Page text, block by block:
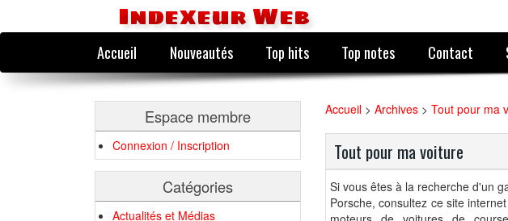
Indexeur Web
Accueil Nouveautés Top hits Top notes Contact
Espace membre
Connexion / Inscription
Catégories
Actualités et Médias
Accueil > Archives > Tout pour ma
Tout pour ma voiture
Si vous êtes à la recherche d'un
Porsche, consultez ce site